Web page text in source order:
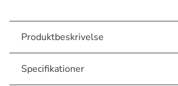
Produktbeskrivelse
Specifikationer